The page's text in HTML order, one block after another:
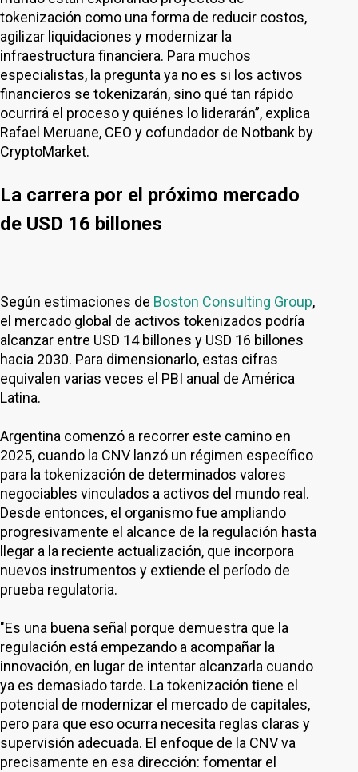
tokenización como una forma de reducir costos,
agilizar liquidaciones y modernizar la
infraestructura financiera. Para muchos
especialistas, la pregunta ya no es si los activos
financieros se tokenizarán, sino qué tan rápido
ocurrirá el proceso y quiénes lo liderarán”, explica
Rafael Meruane, CEO y cofundador de Notbank by
CryptoMarket.
La carrera por el próximo mercado
de USD 16 billones
Según estimaciones de Boston Consulting Group,
el mercado global de activos tokenizados podría
alcanzar entre USD 14 billones y USD 16 billones
hacia 2030. Para dimensionarlo, estas cifras
equivalen varias veces el PBI anual de América
Latina.
Argentina comenzó a recorrer este camino en
2025, cuando la CNV lanzó un régimen específico
para la tokenización de determinados valores
negociables vinculados a activos del mundo real.
Desde entonces, el organismo fue ampliando
progresivamente el alcance de la regulación hasta
llegar a la reciente actualización, que incorpora
nuevos instrumentos y extiende el período de
prueba regulatoria.
"Es una buena señal porque demuestra que la
regulación está empezando a acompañar la
innovación, en lugar de intentar alcanzarla cuando
ya es demasiado tarde. La tokenización tiene el
potencial de modernizar el mercado de capitales,
pero para que eso ocurra necesita reglas claras y
supervisión adecuada. El enfoque de la CNV va
precisamente en esa dirección: fomentar el